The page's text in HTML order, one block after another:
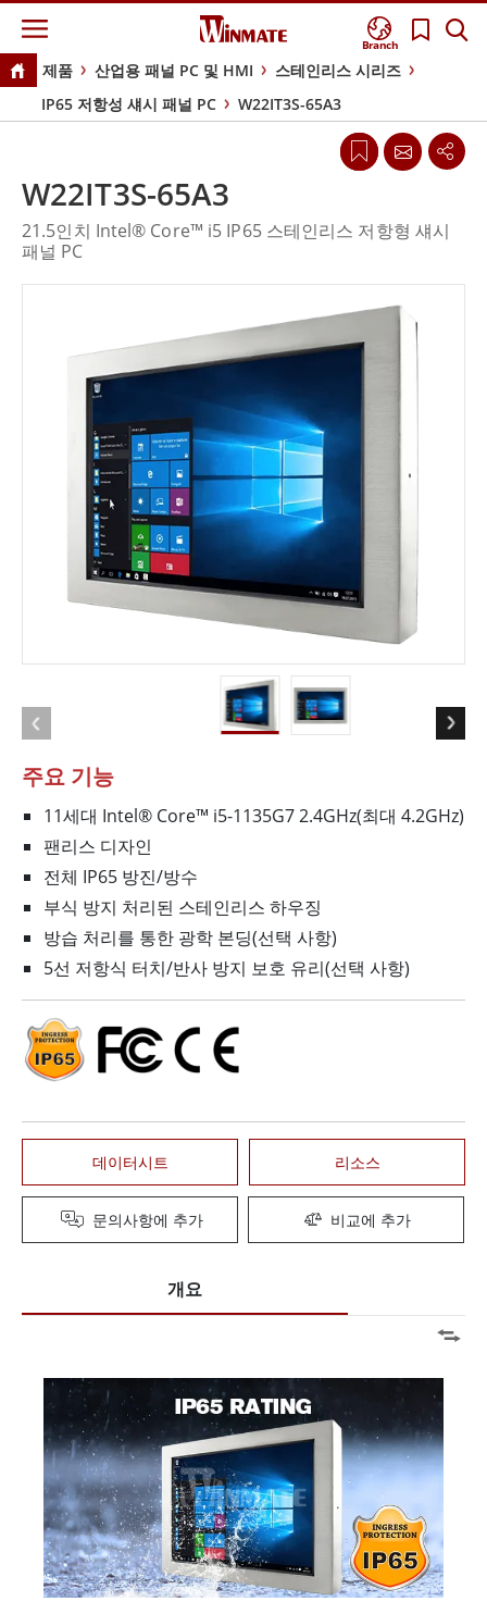
Branch
제품 산업용 패널 PC 및 HMI
스테인리스 시리즈
IP65 저항성 섀시 패널 PC
W22IT3S-65A3
주요 기능
11세대 Intel® Core™ i5-1135G7 2.4GHz(최대 4.2GHz)
팬리스 디자인
전체 IP65 방진/방수
부식 방지 처리된 스테인리스 하우징
방습 처리를 통한 광학 본딩(선택 사항)
5선 저항식 터치/반사 방지 보호 유리(선택 사항)
데이터시트 리소스
문의사항에 추가 비교에 추가
W22IT3S-65A3
21.5인치 Intel® Core™ i5 IP65 스테인리스 저항형 섀시
패널 PC
개요